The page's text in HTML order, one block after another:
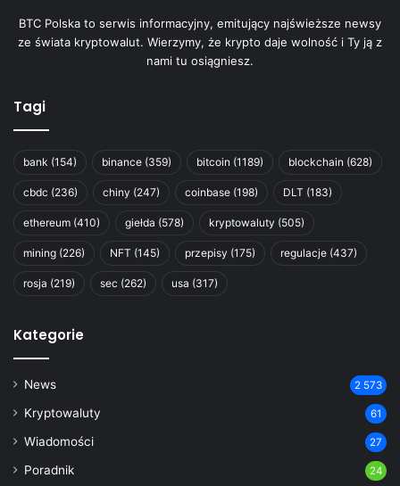
BTC Polska to serwis informacyjny, emitujący najświeższe newsy
ze świata kryptowalut. Wierzymy, że krypto daje wolność i Ty ją z
nami tu osiągniesz.
Tagi
bank (154) binance (359) bitcoin (1189) blockchain (628)
cbdc (236) chiny (247) coinbase (198) DLT (183)
ethereum (410) giełda (578) kryptowaluty (505)
mining (226) NFT (145) przepisy (175) regulacje (437)
rosja (219) sec (262) usa (317)
Kategorie
News 2 573
Kryptowaluty 61
Wiadomości 27
Poradnik 24